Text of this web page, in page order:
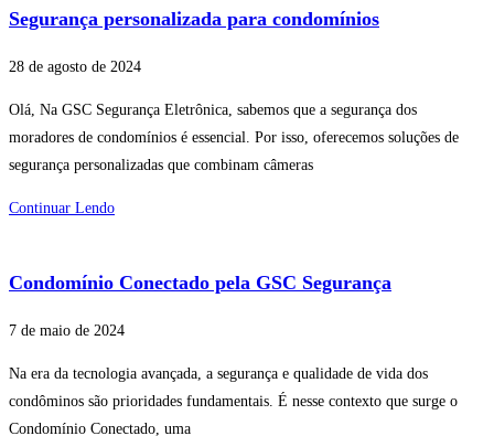
Segurança personalizada para condomínios
28 de agosto de 2024
Olá, Na GSC Segurança Eletrônica, sabemos que a segurança dos
moradores de condomínios é essencial. Por isso, oferecemos soluções de
segurança personalizadas que combinam câmeras
Continuar Lendo
Condomínio Conectado pela GSC Segurança
7 de maio de 2024
Na era da tecnologia avançada, a segurança e qualidade de vida dos
condôminos são prioridades fundamentais. É nesse contexto que surge o
Condomínio Conectado, uma